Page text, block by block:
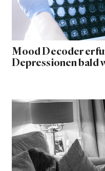
Mood Decoder
Depressionen bald